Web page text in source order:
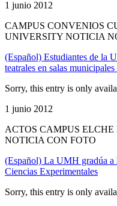
1 junio 2012
CAMPUS CONVENIOS
UNIVERSITY NOTICIA
(Español) Estudiantes de la
teatrales en salas
Sorry, this entry is only
1 junio 2012
ACTOS CAMPUS
NOTICIA CON FOTO
(Español) La UMH gradúa a
Ciencias Experimentales
Sorry, this entry is only